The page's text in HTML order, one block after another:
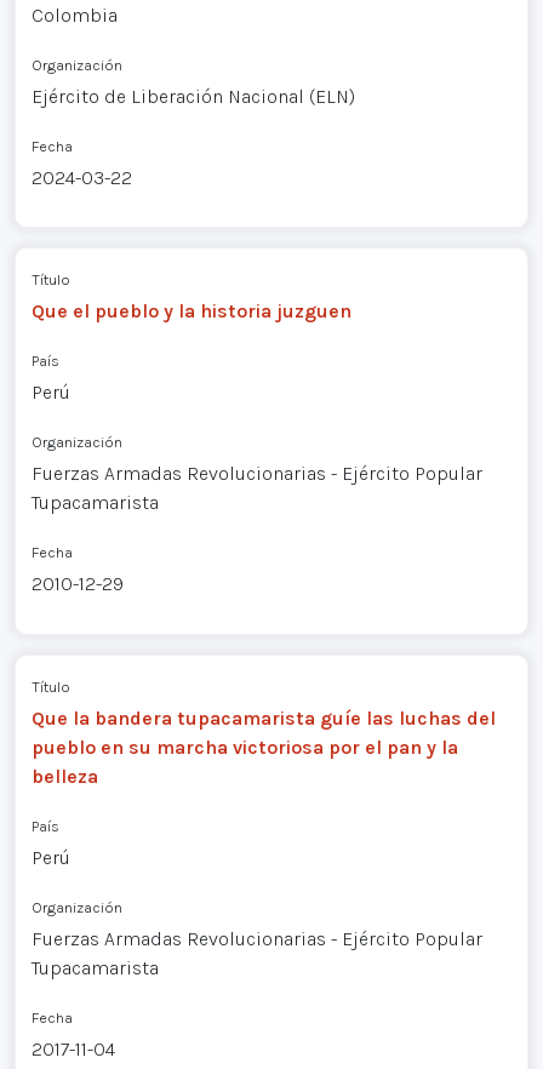
Colombia
Organización
Ejército de Liberación Nacional (ELN)
Fecha
2024-03-22
Título
Que el pueblo y la historia juzguen
País
Perú
Organización
Fuerzas Armadas Revolucionarias - Ejército Popular
Tupacamarista
Fecha
2010-12-29
Título
Que la bandera tupacamarista guíe las luchas del
pueblo en su marcha victoriosa por el pan y la
belleza
País
Perú
Organización
Fuerzas Armadas Revolucionarias - Ejército Popular
Tupacamarista
Fecha
2017-11-04